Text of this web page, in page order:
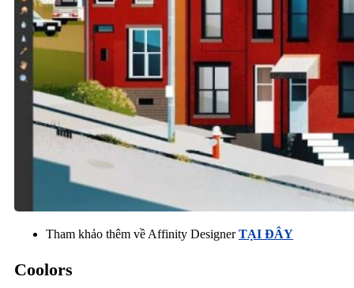
Tham khảo thêm về Affinity DesignerTẠI ĐÂY
Coolors